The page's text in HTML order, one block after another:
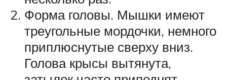
Форма головы. Мышки имеют
треугольные мордочки, немного
приплюснутые сверху вниз.
Голова крысы вытянута,